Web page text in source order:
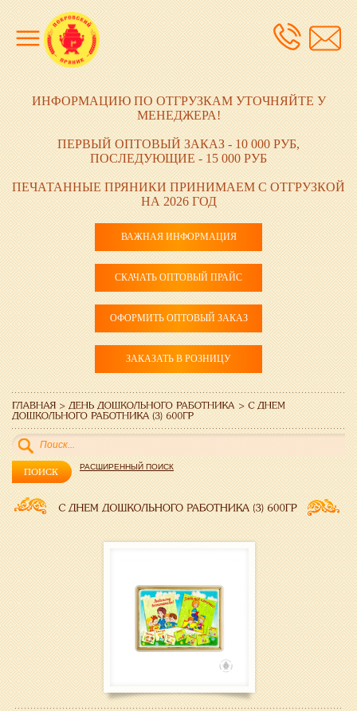
ИНФОРМАЦИЮ ПО ОТГРУЗКАМ УТОЧНЯЙТЕ У
МЕНЕДЖЕРА!
ПЕРВЫЙ ОПТОВЫЙ ЗАКАЗ - 10 000 РУБ,
ПОСЛЕДУЮЩИЕ - 15 000 РУБ
ПЕЧАТАННЫЕ ПРЯНИКИ ПРИНИМАЕМ С ОТГРУЗКОЙ
НА 2026 ГОД
ВАЖНАЯ ИНФОРМАЦИЯ
СКАЧАТЬ ОПТОВЫЙ ПРАЙС
ОФОРМИТЬ ОПТОВЫЙ ЗАКАЗ
ЗАКАЗАТЬ В РОЗНИЦУ
РАСШИРЕННЫЙ ПОИСК